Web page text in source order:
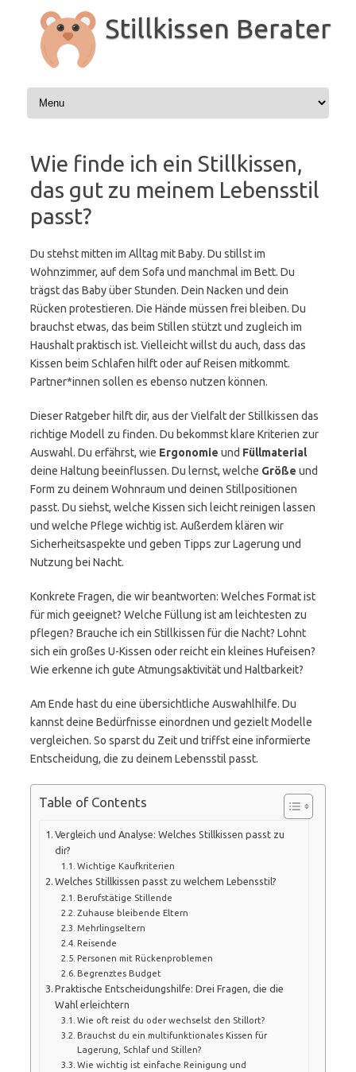
Inhalt
springen
Stillkissen Berater
Wie finde ich ein Stillkissen,
das gut zu meinem Lebensstil
passt?
Du stehst mitten im Alltag mit Baby. Du stillst im
Wohnzimmer, auf dem Sofa und manchmal im Bett. Du
trägst das Baby über Stunden. Dein Nacken und dein
Rücken protestieren. Die Hände müssen frei bleiben. Du
brauchst etwas, das beim Stillen stützt und zugleich im
Haushalt praktisch ist. Vielleicht willst du auch, dass das
Kissen beim Schlafen hilft oder auf Reisen mitkommt.
Partner*innen sollen es ebenso nutzen können.
Dieser Ratgeber hilft dir, aus der Vielfalt der Stillkissen das
richtige Modell zu finden. Du bekommst klare Kriterien zur
Auswahl. Du erfährst, wie Ergonomie und Füllmaterial
deine Haltung beeinflussen. Du lernst, welche Größe und
Form zu deinem Wohnraum und deinen Stillpositionen
passt. Du siehst, welche Kissen sich leicht reinigen lassen
und welche Pflege wichtig ist. Außerdem klären wir
Sicherheitsaspekte und geben Tipps zur Lagerung und
Nutzung bei Nacht.
Konkrete Fragen, die wir beantworten: Welches Format ist
für mich geeignet? Welche Füllung ist am leichtesten zu
pflegen? Brauche ich ein Stillkissen für die Nacht? Lohnt
sich ein großes U-Kissen oder reicht ein kleines Hufeisen?
Wie erkenne ich gute Atmungsaktivität und Haltbarkeit?
Am Ende hast du eine übersichtliche Auswahlhilfe. Du
kannst deine Bedürfnisse einordnen und gezielt Modelle
vergleichen. So sparst du Zeit und triffst eine informierte
Entscheidung, die zu deinem Lebensstil passt.
Table of Contents
Vergleich und Analyse: Welches Stillkissen passt zu
dir?
Wichtige Kaufkriterien
Welches Stillkissen passt zu welchem Lebensstil?
Berufstätige Stillende
Zuhause bleibende Eltern
Mehrlingseltern
Reisende
Personen mit Rückenproblemen
Begrenztes Budget
Praktische Entscheidungshilfe: Drei Fragen, die die
Wahl erleichtern
Wie oft reist du oder wechselst den Stillort?
Brauchst du ein multifunktionales Kissen für
Lagerung, Schlaf und Stillen?
Wie wichtig ist einfache Reinigung und